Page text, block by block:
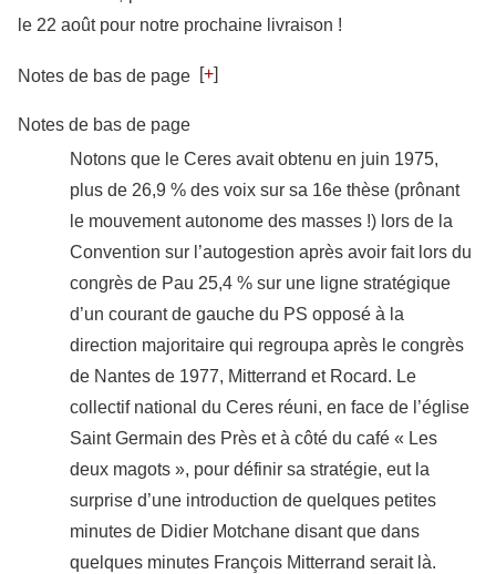
le 22 août pour notre prochaine livraison !
Notes de bas de page [+]
Notes de bas de page
Notons que le Ceres avait obtenu en juin 1975,
plus de 26,9 % des voix sur sa 16e thèse (prônant
le mouvement autonome des masses !) lors de la
Convention sur l’autogestion après avoir fait lors du
congrès de Pau 25,4 % sur une ligne stratégique
d’un courant de gauche du PS opposé à la
direction majoritaire qui regroupa après le congrès
de Nantes de 1977, Mitterrand et Rocard. Le
collectif national du Ceres réuni, en face de l’église
Saint Germain des Près et à côté du café « Les
deux magots », pour définir sa stratégie, eut la
surprise d’une introduction de quelques petites
minutes de Didier Motchane disant que dans
quelques minutes François Mitterrand serait là.